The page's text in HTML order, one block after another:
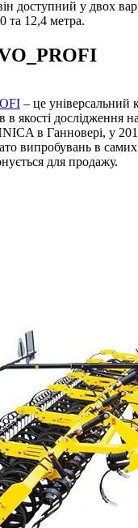
доступний у двох
12,4 метра.
– це універсальний
якості дослідження
в Ганновері, у
випробувань в
для продажу.